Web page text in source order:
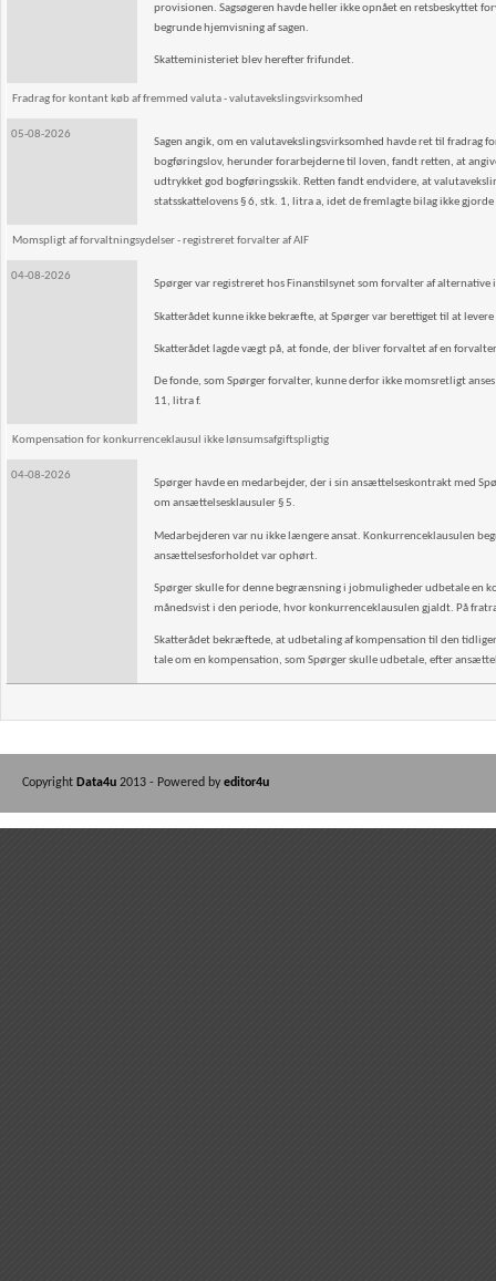
provisionen. Sagsøgeren havde heller ikke opnået en retsbeskyttet
begrunde hjemvisning af sagen.
Skatteministeriet blev herefter frifundet.
Fradrag for kontant køb af fremmed valuta - valutavekslingsvirksomhed
05-08-2026
Sagen angik, om en valutavekslingsvirksomhed havde ret til
bogføringslov, herunder forarbejderne til loven, fandt retten, at
udtrykket god bogføringsskik. Retten fandt endvidere, at
statsskattelovens § 6, stk. 1, litra a, idet de fremlagte bilag ikke
Momspligt af forvaltningsydelser - registreret forvalter af AIF
04-08-2026
Spørger var registreret hos Finanstilsynet som forvalter af
Skatterådet kunne ikke bekræfte, at Spørger var berettiget til at
Skatterådet lagde vægt på, at fonde, der bliver forvaltet af en
De fonde, som Spørger forvalter, kunne derfor ikke momsretligt
11, litra f.
Kompensation for konkurrenceklausul ikke lønsumsafgiftspligtig
04-08-2026
Spørger havde en medarbejder, der i sin ansættelseskontrakt med
om ansættelsesklausuler § 5.
Medarbejderen var nu ikke længere ansat. Konkurrenceklausulen
ansættelsesforholdet var ophørt.
Spørger skulle for denne begrænsning i jobmuligheder udbetale en
månedsvist i den periode, hvor konkurrenceklausulen gjaldt. På
Skatterådet bekræftede, at udbetaling af kompensation til den
tale om en kompensation, som Spørger skulle udbetale, efter
Copyright Data4u 2013 - Powered by editor4u